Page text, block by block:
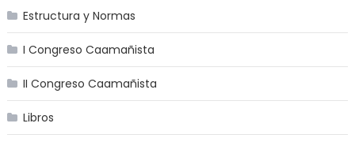
Estructura y Normas
I Congreso Caamañista
II Congreso Caamañista
Libros